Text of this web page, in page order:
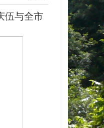
伍与全市